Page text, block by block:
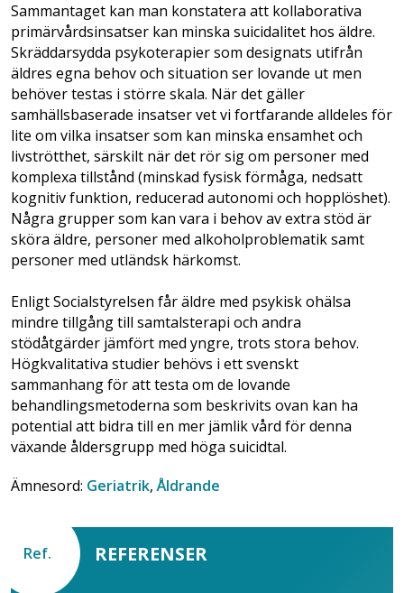
Sammantaget kan man konstatera att kollaborativa
primärvårdsinsatser kan minska suicidalitet hos äldre.
Skräddarsydda psyko­terapier som designats utifrån
äldres egna behov och situation ser lovande ut men
behöver testas i större skala. När det gäller
samhällsbaserade insatser vet vi fortfarande alldeles för
lite om vilka insatser som kan minska ensamhet och
livströtthet, särskilt när det rör sig om personer med
komplexa tillstånd (minskad fysisk förmåga, nedsatt
kognitiv funktion, reducerad autonomi och hopplöshet).
Några grupper som kan vara i behov av extra stöd är
sköra äldre, personer med alkoholproblematik samt
personer med utländsk härkomst.
Enligt Socialstyrelsen får äldre med psykisk ohälsa
mindre tillgång till samtalsterapi och andra
stödåtgärder jämfört med yngre, trots stora behov.
Högkvalitativa studier behövs i ett svenskt
sammanhang för att testa om de lovande
behandlingsmetoderna som beskrivits ovan kan ha
potential att bidra till en mer jämlik vård för denna
växande åldersgrupp med höga suicidtal.
Ämnesord: Geriatrik,Åldrande
Ref. REFERENSER